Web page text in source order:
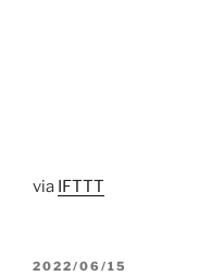
via IFTTT
PUBLICADO
2022/06/15